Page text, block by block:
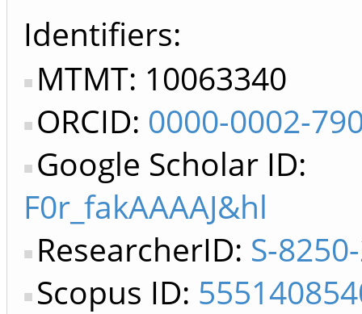
Identifiers
MTMT: 10063340
ORCID: 0000-0002-
Google Scholar ID:
F0r_fakAAAAJ&hl
ResearcherID: S-
Scopus ID: